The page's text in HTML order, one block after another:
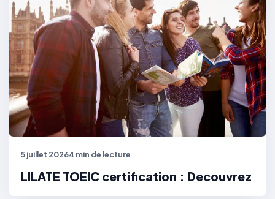
5 juillet 20264 min de lecture
LILATE TOEIC certification : Decouvrez